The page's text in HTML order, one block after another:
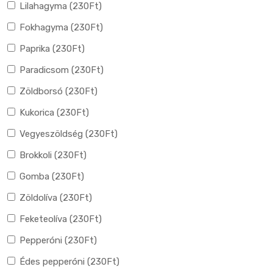
Lilahagyma (230Ft)
Fokhagyma (230Ft)
Paprika (230Ft)
Paradicsom (230Ft)
Zöldborsó (230Ft)
Kukorica (230Ft)
Vegyeszöldség (230Ft)
Brokkoli (230Ft)
Gomba (230Ft)
Zöldolíva (230Ft)
Feketeolíva (230Ft)
Pepperóni (230Ft)
Édes pepperóni (230Ft)